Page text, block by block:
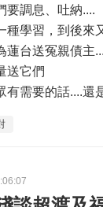
要調息、吐納....
種學習，到後來
蓮台送冤親債主
送它們
有需要的話....還